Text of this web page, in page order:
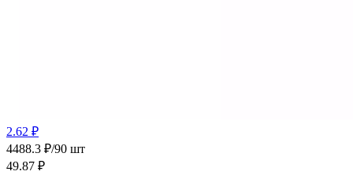
2.62 ₽
4488.3 ₽/90 шт
49.87 ₽